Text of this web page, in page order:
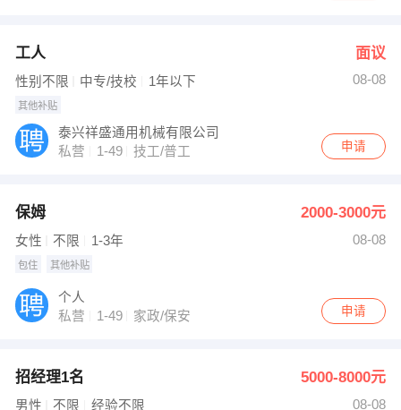
工人 面议
性别不限 中专/技校 1年以下 08-08
其他补贴
泰兴祥盛通用机械有限公司
私营
1-49 技工/普工 申请
保姆 2000-3000元
女性 不限 1-3年 08-08
包住 其他补贴
个人
私营
1-49 家政/保安 申请
招经理1名 5000-8000元
男性 不限 经验不限 08-08